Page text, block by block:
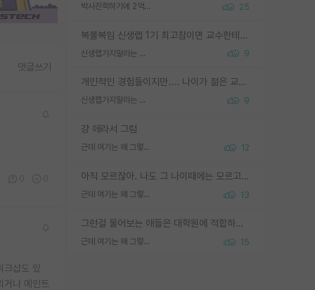
박사진학하기에 2억은 괜찮은 (?) 정도의 경제력인가요 25
복불복임 신생랩 1기 최고참이면 교수한테 직접 지도받는 시간이 매우 많음 제대로 된 교수라면 말이지 그게 아니라면 그냥 넌 해방 불가능한 노예 1호에 감점쓰레기통이 되는거고
신생랩가지말라는 이유가 있었구나 9
개인적인 경험들이지만.... 나이가 젊은 교수일수록 꼰대라는 가면을 쓴 채로 무례함을 행동하는 경우가 거의 90% 정도였음. 나이가 어린데 다른 또래들과 달리 명예, 권력, 재력까지 얻었으니 세상 다 가진 기분이겠지. 오히러 나이 든 교수들이 행동과 말을 더 조심하시더라.
신생랩가지말라는 이유가 있었구나 9
걍 애라서 그럼
근데 여기는 왜 그렇게 SPK를 물어보는거임? 12
아직 모르잖아. 나도 그 나이때에는 모르고 평가 받고 안심하고 싶었어.
근데 여기는 왜 그렇게 SPK를 물어보는거임? 13
그런걸 물어보는 애들은 대학원에 적합하지 않다
근데 여기는 왜 그렇게 SPK를 물어보는거임? 15
댓글쓰기
샵도 있
나 메인트